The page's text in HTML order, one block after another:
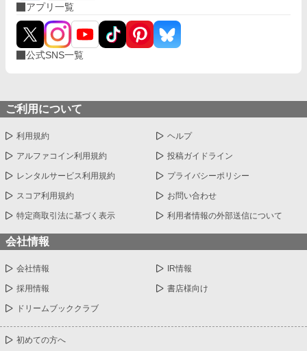
アプリ一覧
公式SNS一覧
ご利用について
利用規約 ヘルプ
アルファコイン利用規約 投稿ガイドライン
レンタルサービス利用規約 プライバシーポリシー
スコア利用規約 お問い合わせ
特定商取引法に基づく表示 利用者情報の外部送信について
会社情報
会社情報 IR情報
採用情報 書店様向け
ドリームブッククラブ
初めての方へ